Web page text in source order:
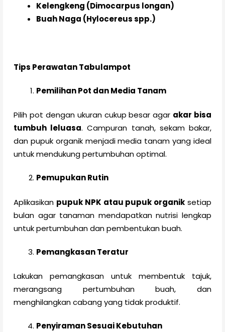
Kelengkeng (Dimocarpus longan)
Buah Naga (Hylocereus spp.)
Tips Perawatan Tabulampot
Pemilihan Pot dan Media Tanam
Pilih pot dengan ukuran cukup besar agar akar bisa
tumbuh leluasa. Campuran tanah, sekam bakar,
dan pupuk organik menjadi media tanam yang ideal
untuk mendukung pertumbuhan optimal.
Pemupukan Rutin
Aplikasikan pupuk NPK atau pupuk organik setiap
bulan agar tanaman mendapatkan nutrisi lengkap
untuk pertumbuhan dan pembentukan buah.
Pemangkasan Teratur
Lakukan pemangkasan untuk membentuk tajuk,
merangsang pertumbuhan buah, dan
menghilangkan cabang yang tidak produktif.
Penyiraman Sesuai Kebutuhan